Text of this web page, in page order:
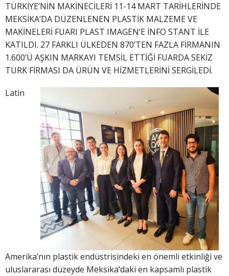
TÜRKİYE’NİN MAKİNECİLERİ 11-14 MART TARİHLERİNDE
MEKSİKA’DA DÜZENLENEN PLASTİK MALZEME VE
MAKİNELERİ FUARI PLAST IMAGEN’E İNFO STANT İLE
KATILDI. 27 FARKLI ÜLKEDEN 870’TEN FAZLA FİRMANIN
1.600’Ü AŞKIN MARKAYI TEMSİL ETTİĞİ FUARDA SEKİZ
TÜRK FİRMASI DA ÜRÜN VE HİZMETLERİNİ SERGİLEDİ.
Latin
Amerika’nın plastik endüstrisindeki en önemli etkinliği ve
uluslararası düzeyde Meksika’daki en kapsamlı plastik